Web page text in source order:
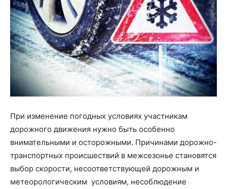
При изменение погодных условиях участникам
дорожного движения нужно быть особенно
внимательными и осторожными. Причинами дорожно-
транспортных происшествий в межсезонье становятся
выбор скорости, несоответствующей дорожным и
метеорологическим условиям, несоблюдение